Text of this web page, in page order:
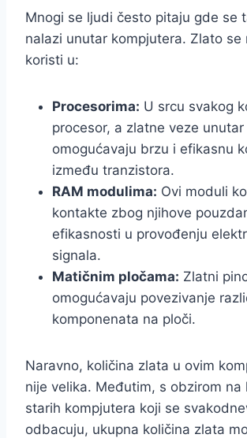
Mnogi se ljudi često pitaju gde se
nalazi unutar kompjutera. Zlato se
koristi u:
Procesorima: U srcu svakog
procesor, a zlatne veze
omogućavaju brzu i efikasnu
između tranzistora.
RAM modulima: Ovi moduli
kontakte zbog njihove
efikasnosti u provođenju
signala.
Matičnim pločama: Zlatni
omogućavaju povezivanje
komponenata na ploči.
Naravno, količina zlata u ovim
nije velika. Međutim, s obzirom na
starih kompjutera koji se
odbacuju, ukupna količina zlata